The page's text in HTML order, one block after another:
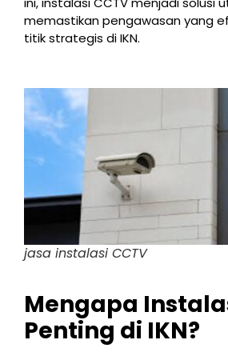
memastikan pengawasan yang
titik strategis di IKN.
jasa instalasi CCTV
Mengapa
Penting di IKN?